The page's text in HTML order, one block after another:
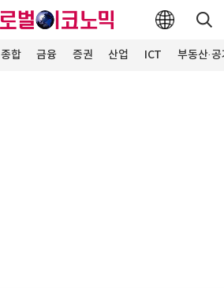
종합 금융 증권 산업 ICT 부동산·